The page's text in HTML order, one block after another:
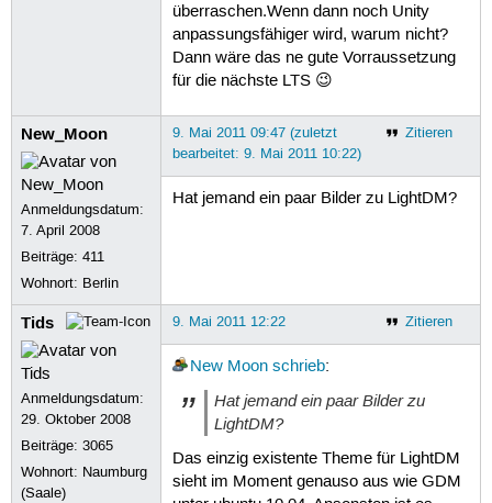
überraschen.Wenn dann noch Unity
anpassungsfähiger wird, warum nicht?
Dann wäre das ne gute Vorraussetzung
für die nächste LTS 😉
New_Moon
Anmeldungsdatum:
7. April 2008
Beiträge:411
Wohnort: Berlin
Zitieren
9. Mai 2011 09:47 (zuletzt
bearbeitet: 9. Mai 2011 10:22)
Hat jemand ein paar Bilder zu LightDM?
Tids
Anmeldungsdatum:
29. Oktober 2008
Beiträge:3065
Wohnort: Naumburg
(Saale)
Zitieren
9. Mai 2011 12:22
New Moon schrieb:
Hat jemand ein paar Bilder zu
LightDM?
Das einzig existente Theme für LightDM
sieht im Moment genauso aus wie GDM